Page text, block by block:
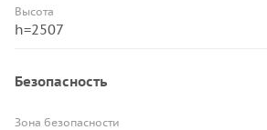
Высота
h=2507
Безопасность
Зона безопасности